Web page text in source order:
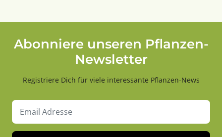
Abonniere unseren Pflanzen-
Newsletter
Registriere Dich für viele interessante Pflanzen-News